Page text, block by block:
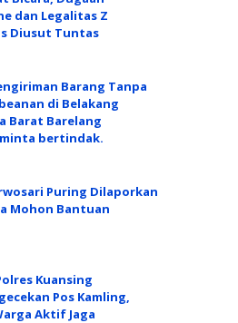
dan Legalitas Z
Diusut Tuntas
Barang Tanpa
di Belakang
Barat Barelang
bertindak.
Puring Dilaporkan
Mohon Bantuan
Kuansing
Pos Kamling,
Aktif Jaga